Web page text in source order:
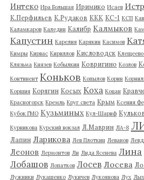
Интеко Ира Большая Иримико Исаев
К.Перфильев К.Рудаков ККК КС-1 КСП
Каламкаров Каледин Калибр Калмыков
Капустин Карелия Карякин Касимов
Кимры Кирвас Кириллов Кисловодск
Клязьма Князев Кобылкин Ковригино Козлов
Континент Коньков Копылов Корин
Коршия Корягин Косых Коха Коцан
Красногорск Кремль Круг света Крым Ксения
Кубок ГМО Кузьминых Кул-Шариф
Курникова Курский вокзал Л.Маврин ЛА-8
Лапин Ларикова Лев Плоткин Леванов
Леонов Лермонтов Ли Лида Ясенева Лина
Лобашов Лопатков Лосев Лосева
Лужники Лукашенко Лукичев Лукоянова Лух